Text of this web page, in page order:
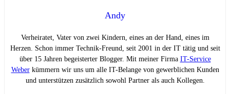
Andy
Verheiratet, Vater von zwei Kindern, eines an der Hand, eines im
Herzen. Schon immer Technik-Freund, seit 2001 in der IT tätig und seit
über 15 Jahren begeisterter Blogger. Mit meiner Firma IT-Service
Weberkümmern wir uns um alle IT-Belange von gewerblichen Kunden
und unterstützen zusätzlich sowohl Partner als auch Kollegen.